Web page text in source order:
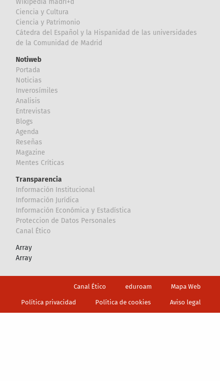
Wikipedia madri+d
Ciencia y Cultura
Ciencia y Patrimonio
Cátedra del Español y la Hispanidad de las universidades
de la Comunidad de Madrid
Notiweb
Portada
Noticias
Inverosímiles
Analisis
Entrevistas
Blogs
Agenda
Reseñas
Magazine
Mentes Críticas
Transparencia
Información Institucional
Información Jurídica
Información Económica y Estadística
Proteccion de Datos Personales
Canal Ético
Array
Array
Canal Ético eduroam Mapa Web
Política privacidad Política de cookies Aviso legal